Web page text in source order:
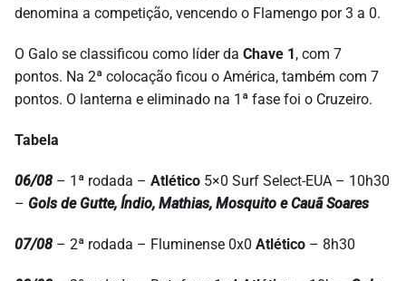
denomina a competição, vencendo o Flamengo por 3 a 0.
O Galo se classificou como líder da Chave 1, com 7
pontos. Na 2ª colocação ficou o América, também com 7
pontos. O lanterna e eliminado na 1ª fase foi o Cruzeiro.
Tabela
06/08 – 1ª rodada – Atlético 5×0 Surf Select-EUA – 10h30
– Gols de Gutte, Índio, Mathias, Mosquito e Cauã Soares
07/08 – 2ª rodada – Fluminense 0x0 Atlético – 8h30